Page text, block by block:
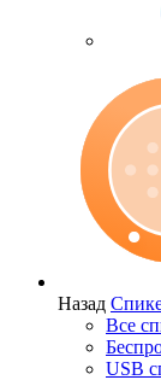
Назад
Все
USB